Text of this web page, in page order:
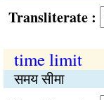
:
time limit
समय सीमा